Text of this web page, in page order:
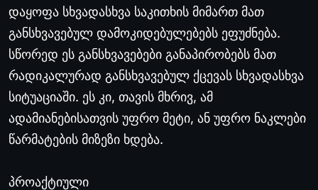
დაყოფა სხვადასხვა საკითხის მიმართ მათ
განსხვავებულ დამოკიდებულებებს ეფუძნება.
სწორედ ეს განსხვავებები განაპირობებს მათ
რადიკალურად განსხვავებულ ქცევას სხვადასხვა
სიტუაციაში. ეს კი, თავის მხრივ, ამ
ადამიანებისათვის უფრო მეტი, ან უფრო ნაკლები
წარმატების მიზეზი ხდება.
პროაქტიული